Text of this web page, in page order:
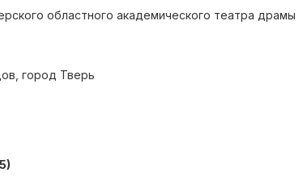
областного академического театра драмы
город Тверь